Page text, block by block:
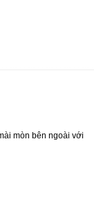
mòn bên ngoài với